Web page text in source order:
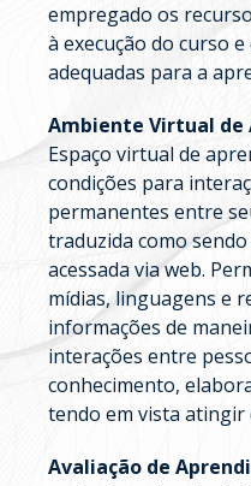
empregado os
à execução do curso
adequadas para a
Ambiente Virtual de
Espaço virtual de
condições para
permanentes entre
traduzida como sendo
acessada via web.
mídias, linguagens e
informações de
interações entre
conhecimento,
tendo em vista
Avaliação de